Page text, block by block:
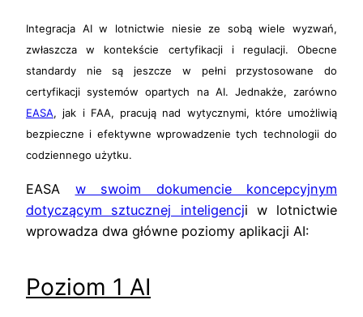
Integracja AI w lotnictwie niesie ze sobą wiele wyzwań,
zwłaszcza w kontekście certyfikacji i regulacji. Obecne
standardy nie są jeszcze w pełni przystosowane do
certyfikacji systemów opartych na AI. Jednakże, zarówno
EASA, jak i FAA, pracują nad wytycznymi, które umożliwią
bezpieczne i efektywne wprowadzenie tych technologii do
codziennego użytku.
EASA w swoim dokumencie koncepcyjnym
dotyczącym sztucznej inteligencji w lotnictwie
wprowadza dwa główne poziomy aplikacji AI:
Poziom 1 AI